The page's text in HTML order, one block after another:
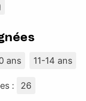
ans 11-14 ans
: 26